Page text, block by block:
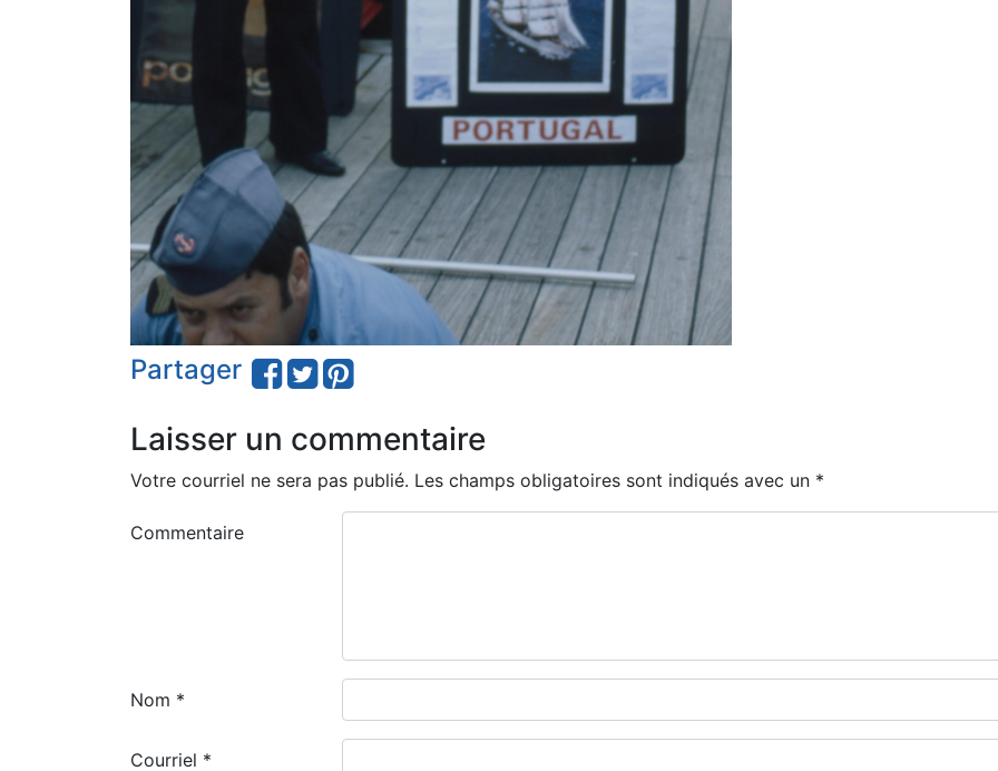
Partager
Laisser un commentaire
Votre courriel ne sera pas publié. Les champs obligatoires sont indiqués avec un *
Commentaire
Nom *
Courriel *